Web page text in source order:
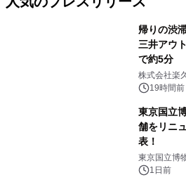
帰りの渋
三井アウ
で約5分
メニューを
株式会社楽
19時間前
東京国立
舗をリニ
表！
東京国立博
1日前